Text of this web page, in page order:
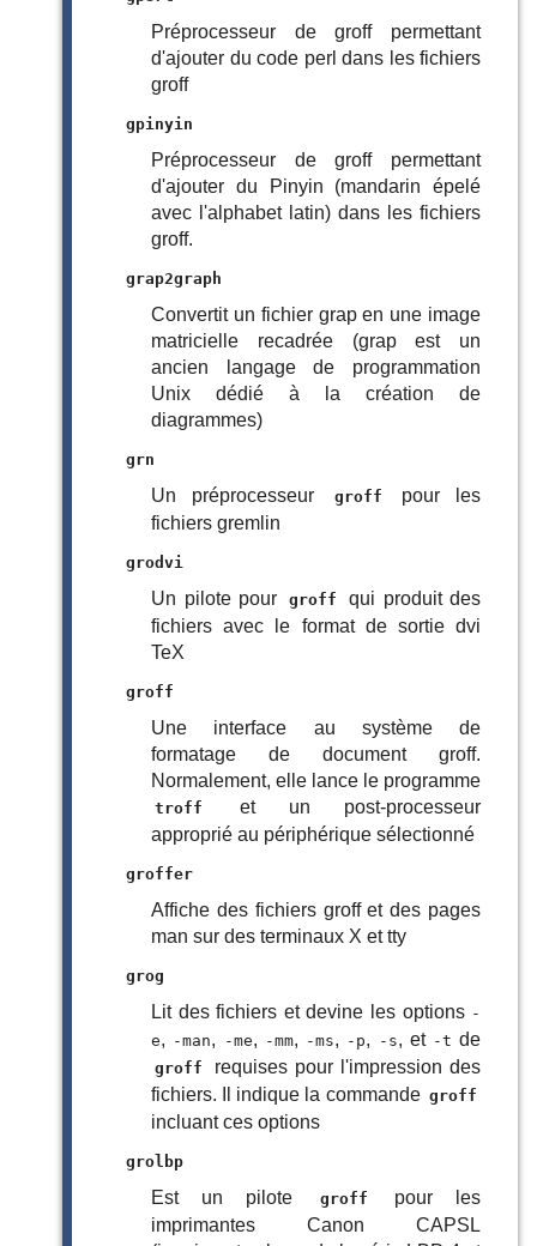
Préprocesseur de groff permettant
d'ajouter du code perl dans les fichiers
groff
gpinyin
Préprocesseur de groff permettant
d'ajouter du Pinyin (mandarin épelé
avec l'alphabet latin) dans les fichiers
groff.
grap2graph
Convertit un fichier grap en une image
matricielle recadrée (grap est un
ancien langage de programmation
Unix dédié à la création de
diagrammes)
grn
Un préprocesseur groff
pour les
fichiers gremlin
grodvi
Un pilote pour groff
qui produit des
fichiers avec le format de sortie dvi
TeX
groff
Une interface au système de
formatage de document groff.
Normalement, elle lance le programme
troff
et un post-processeur
approprié au périphérique sélectionné
groffer
Affiche des fichiers groff et des pages
man sur des terminaux X et tty
grog
Lit des fichiers et devine les options -
e, -man, -me, -mm, -ms, -p, -s, et -t de
groff
requises pour l'impression des
fichiers. Il indique la commande groff
incluant ces options
grolbp
Est un pilote groff
pour les
imprimantes Canon CAPSL